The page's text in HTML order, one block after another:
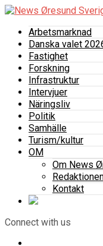
Arbetsmarknad
Danska valet
Fastighet
Forskning
Infrastruktur
Intervjuer
Näringsliv
Politik
Samhälle
Turism/kultur
OM
Om News
Kontakt
Connect with us